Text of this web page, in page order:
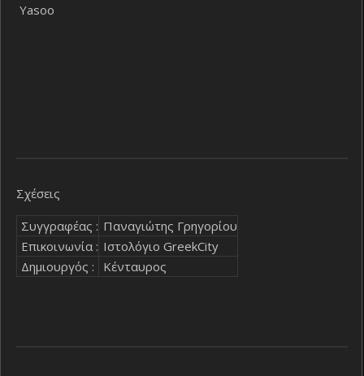
Yasoo
Σχέσεις
Συγγραφέας : Παναγιώτης Γρηγορίου
Επικοινωνία : Ιστολόγιο GreekCity
Δημιουργός :
Κένταυρος